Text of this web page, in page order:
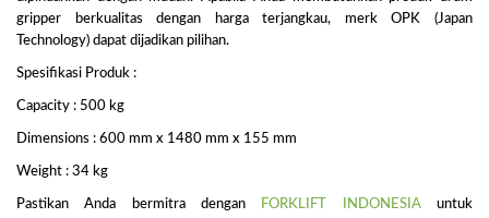
gripper berkualitas dengan harga terjangkau, merk OPK (Japan
Technology) dapat dijadikan pilihan.
Spesifikasi Produk :
Capacity : 500 kg
Dimensions : 600 mm x 1480 mm x 155 mm
Weight : 34 kg
Pastikan Anda bermitra dengan FORKLIFT INDONESIAuntuk